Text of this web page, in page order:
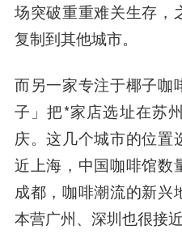
场突破重重难关生存，
复制到其他城市。
而另一家专注于椰子咖
子」把*家店选址在苏
庆。这几个城市的位置
近上海，中国咖啡馆数
成都，咖啡潮流的新兴
本营广州、深圳也很接近